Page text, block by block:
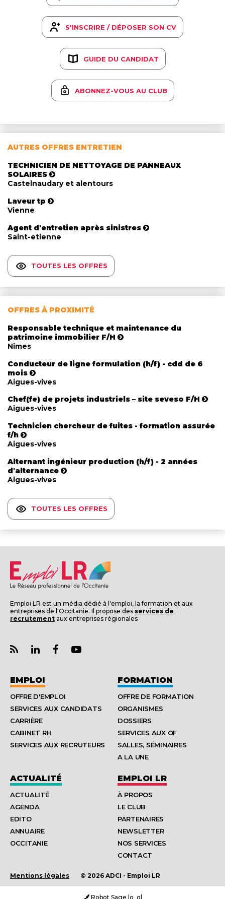
S'INSCRIRE / DÉPOSER SON CV
GUIDE DU CANDIDAT
ABONNEZ-VOUS AU CLUB
AUTRES OFFRES ENTRETIEN
TECHNICIEN DE NETTOYAGE DE PANNEAUX
SOLAIRES
Castelnaudary et alentours
Laveur tp
Vienne
Agent d'entretien après sinistres
Saint-etienne
TOUTES LES OFFRES
OFFRES À PROXIMITÉ
Responsable technique et maintenance du
patrimoine immobilier F/H
Nimes
Conducteur de ligne formulation (h/f) - cdd de 6
mois
Aigues-vives
Chef(fe) de projets industriels – site seveso F/H
Aigues-vives
Technicien chercheur de fuites - formation assurée
f/h
Aigues-vives
Alternant ingénieur production (h/f) - 2 années
d'alternance
Aigues-vives
TOUTES LES OFFRES
Emploi LR est un média dédié à l'emploi, la formation et aux
entreprises de l'Occitanie. Il propose des services de
recrutement aux entreprises régionales
EMPLOI
OFFRE D'EMPLOI
SERVICES AUX CANDIDATS
CARRIÈRE
CABINET RH
SERVICES AUX RECRUTEURS
FORMATION
OFFRE DE FORMATION
ORGANISMES
DOSSIERS
SERVICES AUX OF
SALLES, SÉMINAIRES
A LA UNE
ACTUALITÉ
ACTUALITÉ
AGENDA
EDITO
ANNUAIRE
OCCITANIE
EMPLOI LR
À PROPOS
LE CLUB
PARTENAIRES
NEWSLETTER
NOS SERVICES
CONTACT
Mentions légales © 2026 ADCI - Emploi LR
Robot Sage |o_o|